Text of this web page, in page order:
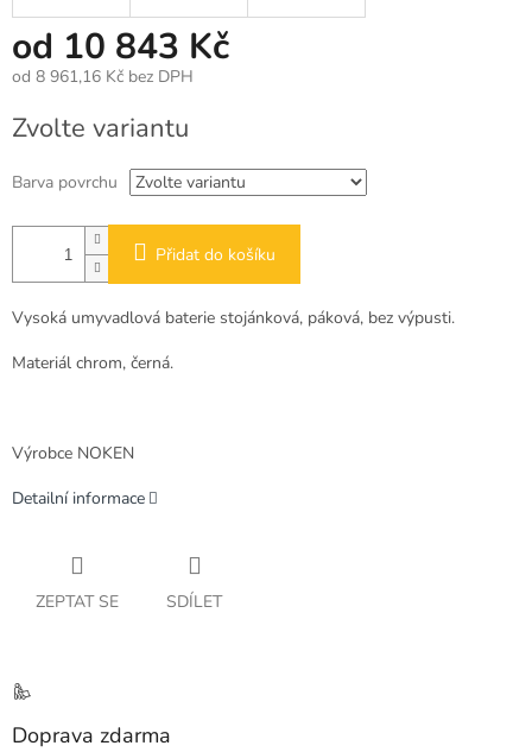
od 10 843 Kč
od 8 961,16 Kč bez DPH
cena:
Zvolte variantu
Barva povrchu
Přidat do košíku
Vysoká umyvadlová baterie stojánková, páková, bez výpusti.
Materiál chrom, černá.
Výrobce NOKEN
Detailní informace
ZEPTAT SE SDÍLET
Doprava zdarma